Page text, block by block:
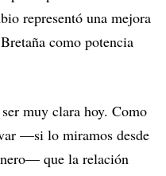
representó una mejora
como potencia
muy clara hoy. Como
—si lo miramos desde
que la relación